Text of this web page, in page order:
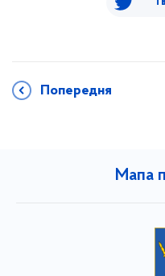
Попередня
Мапа